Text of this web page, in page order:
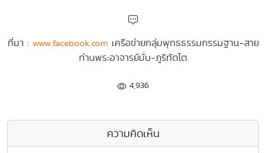
ที่มา : www.facebook.com เครือข่ายกลุ่มพุทธธรรมกรรมฐาน-สาย
ท่านพระอาจารย์มั่น-ภูริทัตโต
4,936
ความคิดเห็น